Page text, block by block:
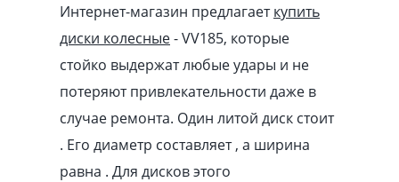
Интернет-магазин предлагаеткупить
диски колесные- VV185, которые
стойко выдержат любые удары и не
потеряют привлекательности даже в
случае ремонта. Один литой диск стоит
. Его диаметр составляет , а ширина
равна . Для дисков этого